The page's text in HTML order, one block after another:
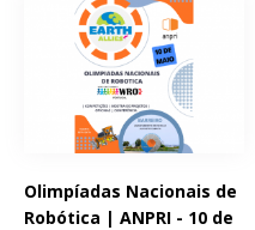
Olimpíadas Nacionais de
Robótica | ANPRI - 10 de